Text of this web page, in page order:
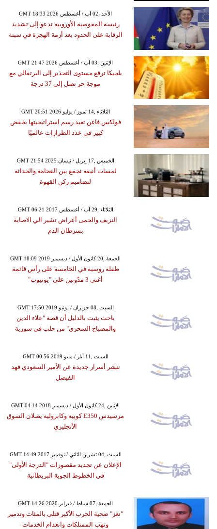
GMT 18:33 2026 الأحد ,02 آب / أغسطس
رئيسة المفوضية الأوروبية تدعو إلى تشديد
الرقابة على الحدود بعد أزمة الهجرة في سبتة
GMT 21:47 2026 الإثنين ,03 آب / أغسطس
بلجيكا ترفع مستوى التحذير إلى البرتقالي مع
موجة حر تصل إلى 37 درجة
GMT 20:51 2026 الثلاثاء ,14 تموز / يوليو
فولكس فاغن تعيد رسم استراتيجيتها بخفض
كبير في عدد الطرازات عالميًا
GMT 21:54 2025 الخميس ,17 إبريل / نيسان
لمسات أنيقة تجمع بين الفخامة والحداثة
لتصاميم ركن القهوة
GMT 06:21 2017 الثلاثاء ,29 آب / أغسطس
النزيف والحمى أعراض تشير الي الاصابة
بسرطان الدم
GMT 18:09 2019 الجمعة ,20 كانون الأول / ديسمبر
طفلة روسية في الخامسة على رأس قائمة
أغنى 3 مدّونين على "يوتيوب"
GMT 17:50 2019 السبت ,08 حزيران / يونيو
باحث يثبت بالدليل أن قصة "علاء الدين
والمصباح السحري" من حلب في سورية
GMT 00:56 2019 السبت ,11 أيار / مايو
ننشر أسرار جديدة عن الأمير السعودي فهد
الفيصل
GMT 04:14 2018 الإثنين ,24 كانون الأول / ديسمبر
مرسيدس E350 كوبيه وكابروليه يصلان السوق
الأنجليزي
GMT 14:49 2017 السبت ,04 تشرين الثاني / نوفمبر
الإعلان عن تجديد مقصورات "الدرجة الأولى"
في الخطوط الجوية البريطانية
GMT 14:26 2020 الجمعة ,07 شباط / فبراير
"تعز" ضحية الحرب الأكبر قتلى بالمئات وتدمير
ونهب الممتلكات وانعدام الخدمات